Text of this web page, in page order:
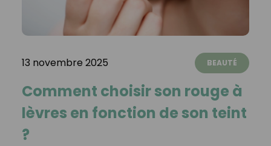
13 novembre 2025 BEAUTÉ
Comment choisir son rouge à
lèvres en fonction de son teint
?